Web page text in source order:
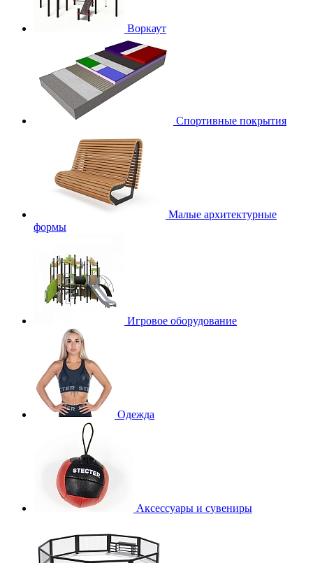
Воркаут
Спортивные покрытия
Малые архитектурные
формы
Игровое оборудование
Одежда
Аксессуары и сувениры